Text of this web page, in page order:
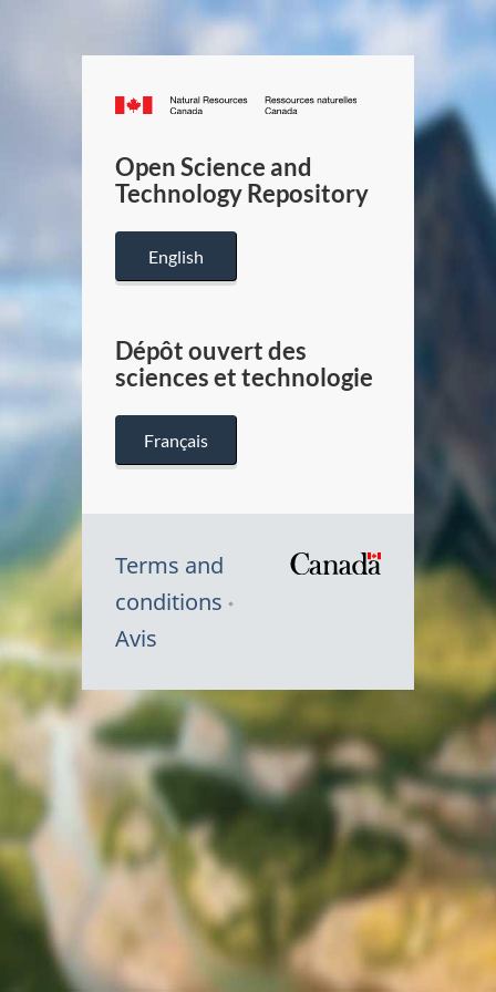
Canada.ca
/
Canada
Open Science and
Technology Repository
English
Dépôt ouvert des
sciences et technologie
Français
Terms and
conditions
Avis
Canada